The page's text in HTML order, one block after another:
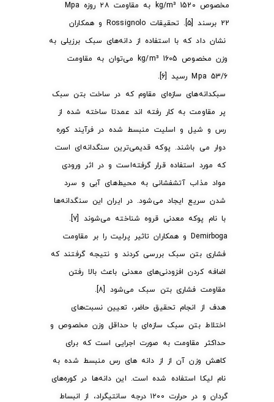
مخصوص kg/m³ 1520 به مقاومت ۲۸ روزه Mpa
22 برسند [۵]. تحقیقات Rossignolo و همکاران
نشان داد که با استفاده از دانه‌های سبک برزیلی به
وزن مخصوص kg/m³ 1605 می‌توان به مقاومت
Mpa 53/6 رسید [۶].
سبکدانه‌های سازه‌ای مقاوم که در ساخت بتن سبک
پر مقاومت به کار رفته اند عمدتا ساخته شده از
رس و شیل و اسلیت منبسط شده در فرآیند کوره
دوار می باشند. پوکه قدیمی‌ترین سنگدانه‌ای است
که مورد استفاده قرار گرفته‌است و در اثر ورودی
مواد مذاب آتشفشانی به محیط‌های آبی و سرد
شدن سریع ایجاد می‌شود. در ایران این سنگدانه‌ها
با نام پوکه معدنی قروه شناخته می‌شوند [۷].
Demirboga و همکاران تاثیر پرلیت را بر مقاومت
فشاری بتن سبک بررسی کردند و نتیجه گرفتند که
اضافه کردن افزودنی‌های معدنی باعث بالا رفتن
مقاومت فشاری بتن سبک می‌شود [۸].
هدف از انجام تحقیق حاضر، تعیین نسبت‌های
اختلاط بتن سبک سازه‌ای با حداقل وزن مخصوص و
حداکثر مقاومت به صورت اجرایی است که برای
کاهش وزن آن از از دانه های رس منبسط شده به
نام لیکا استفاده شده است. این دانه‌ها در کوره‌های
گردان و در حرارت ۱۲۰۰ درجه سانتیگراد، از انبساط